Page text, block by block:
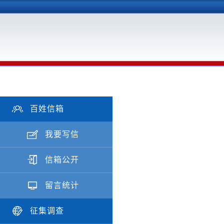
百姓信箱
我要写信
信箱公开
留言统计
征集调查